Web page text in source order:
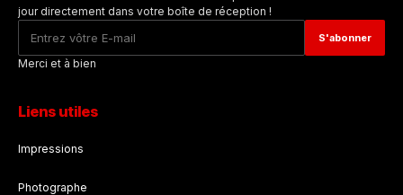
jour directement dans votre boîte de réception !
Merci et à bien
Liens utiles
Impressions
Photographe